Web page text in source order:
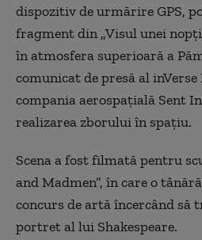
dispozitiv de urmărire GPS,
fragment din „Visul unei
în atmosfera superioară a
comunicat de presă al
compania aerospaţială Sent
realizarea zborului în spaţiu.
Scena a fost filmată pentru
and Madmen”, în care o
concurs de artă încercând
portret al lui Shakespeare.